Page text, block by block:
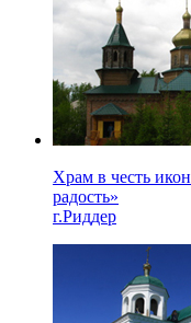
Храм в честь
радость»
г.Риддер